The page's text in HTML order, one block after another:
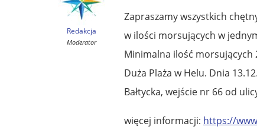
Redakcja
Moderator
Zapraszamy wszystkich
w ilości morsujących w
Minimalna ilość morsujących
Duża Plaża w Helu. Dnia
Bałtycka, wejście nr 66 od
więcej informacji: https://